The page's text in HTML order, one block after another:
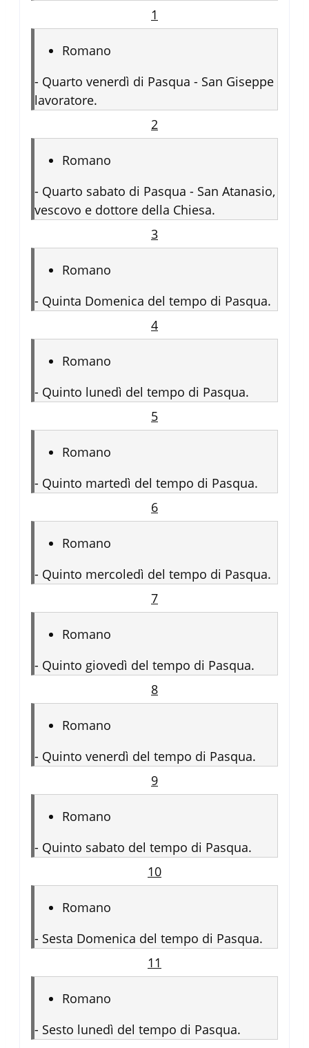
1
Romano
- Quarto venerdì di Pasqua - San Giseppe
lavoratore.
2
Romano
- Quarto sabato di Pasqua - San Atanasio,
vescovo e dottore della Chiesa.
3
Romano
- Quinta Domenica del tempo di Pasqua.
4
Romano
- Quinto lunedì del tempo di Pasqua.
5
Romano
- Quinto martedì del tempo di Pasqua.
6
Romano
- Quinto mercoledì del tempo di Pasqua.
7
Romano
- Quinto giovedì del tempo di Pasqua.
8
Romano
- Quinto venerdì del tempo di Pasqua.
9
Romano
- Quinto sabato del tempo di Pasqua.
10
Romano
- Sesta Domenica del tempo di Pasqua.
11
Romano
- Sesto lunedì del tempo di Pasqua.